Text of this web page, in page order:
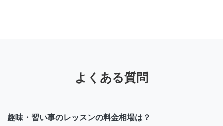
よくある質問
趣味・習い事のレッスンの料金相場は？